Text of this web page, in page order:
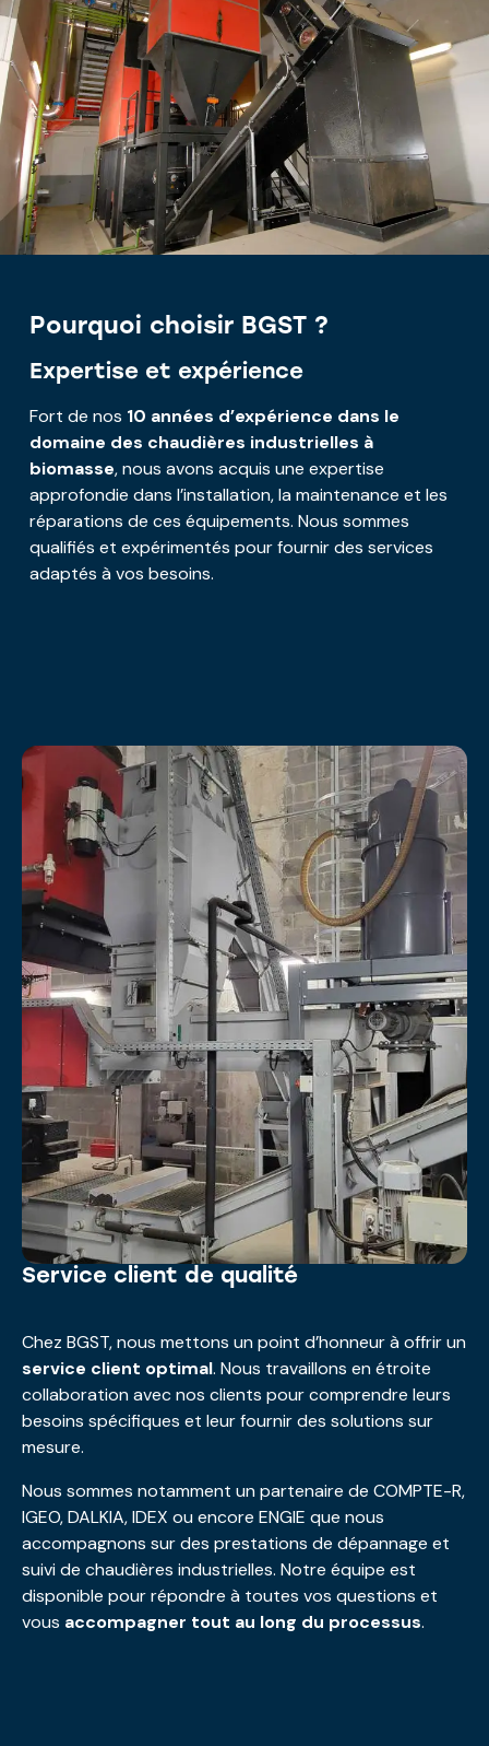
Pourquoi choisir BGST ?
Expertise et expérience
Fort de nos 10 années d’expérience dans le
domaine des chaudières industrielles à
biomasse, nous avons acquis une expertise
approfondie dans l’installation, la maintenance et les
réparations de ces équipements. Nous sommes
qualifiés et expérimentés pour fournir des services
adaptés à vos besoins.
Service client de qualité
Chez BGST, nous mettons un point d’honneur à offrir un
service client optimal. Nous travaillons en étroite
collaboration avec nos clients pour comprendre leurs
besoins spécifiques et leur fournir des solutions sur
mesure.
Nous sommes notamment un partenaire de COMPTE-R,
IGEO, DALKIA, IDEX ou encore ENGIE que nous
accompagnons sur des prestations de dépannage et
suivi de chaudières industrielles. Notre équipe est
disponible pour répondre à toutes vos questions et
vous accompagner tout au long du processus.